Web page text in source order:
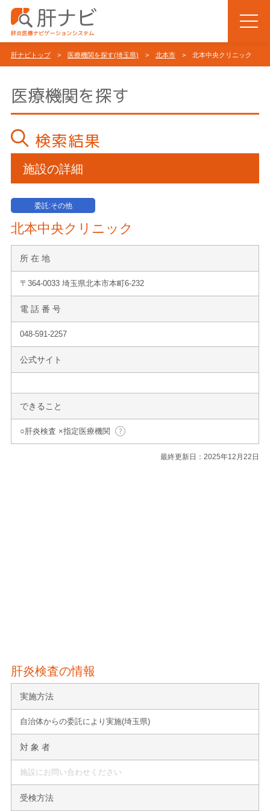
肝ナビトップ> 医療機関を探す(埼玉県) > 北本市 > 北本中央クリニック
医療機関を探す
検索結果
施設の詳細
委託:その他
北本中央クリニック
所 在 地
〒364-0033 埼玉県北本市本町6-232
電 話 番 号
048-591-2257
公式サイト
できること
○肝炎検査 ×指定医療機関
最終更新日：2025年12月22日
肝炎検査の情報
実施方法
自治体からの委託により実施(埼玉県)
対 象 者
施設にお問い合わせください
受検方法